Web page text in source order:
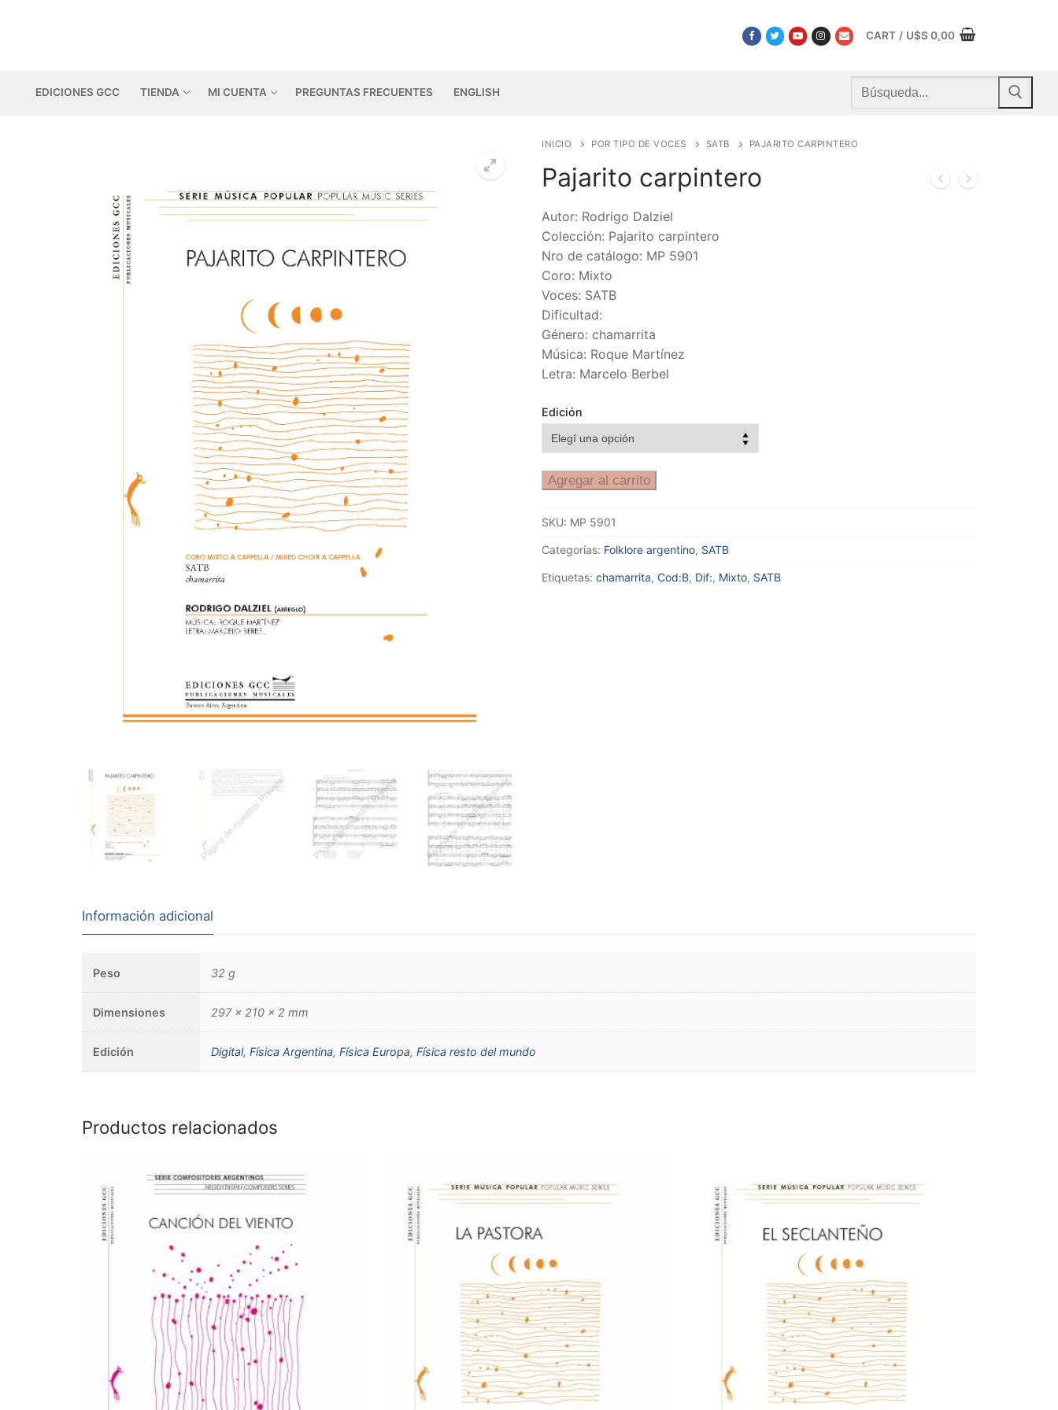
CART / U$S 0,00
EDICIONES GCC TIENDA MI CUENTA PREGUNTAS FRECUENTES ENGLISH
Buscar
INICIO POR TIPO DE VOCES SATB PAJARITO CARPINTERO
Pajarito carpintero
Autor: Rodrigo Dalziel
Colección: Pajarito carpintero
Nro de catálogo: MP 5901
Coro: Mixto
Voces: SATB
Dificultad:
Género: chamarrita
Música: Roque Martínez
Letra: Marcelo Berbel
Edición
Agregar al carrito
SKU: MP 5901
Categorías: Folklore argentino, SATB
Etiquetas: chamarrita, Cod:B, Dif:, Mixto, SATB
Información adicional
Peso 32 g
Dimensiones 297 × 210 × 2 mm
Edición Digital,Física Argentina,Física Europa,Física resto del mundo
Productos relacionados